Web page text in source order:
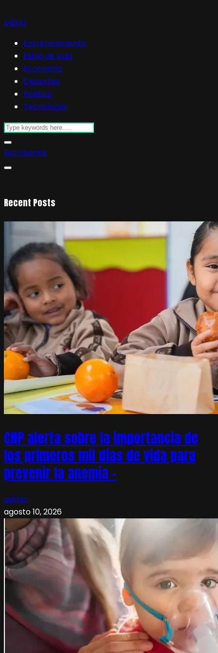
MENU
Entretenimiento
Estilo de vida
Economía
Deportes
Política
Tecnología
Escríbenos
Recent Posts
CNP alerta sobre la importancia de
los primeros mil días de vida para
prevenir la anemia –
admin
agosto 10, 2026